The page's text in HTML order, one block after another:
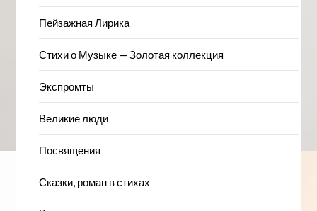
Пейзажна​я Лирика
Стихи о Музыке — Золотая коллекция
Экспромты
Великие люди
Посвящения
Сказки, роман в стихах